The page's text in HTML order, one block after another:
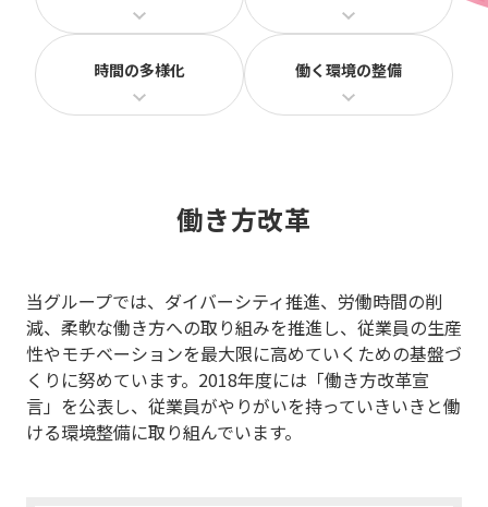
時間の多様化 働く環境の整備
働き方改革
当グループでは、ダイバーシティ推進、労働時間の削
減、柔軟な働き方への取り組みを推進し、従業員の生産
性やモチベーションを最大限に高めていくための基盤づ
くりに努めています。2018年度には「働き方改革宣
言」を公表し、従業員がやりがいを持っていきいきと働
ける環境整備に取り組んでいます。